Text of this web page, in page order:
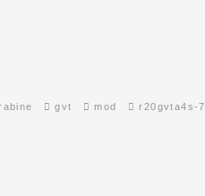
gvt mod r20gvta4s-7